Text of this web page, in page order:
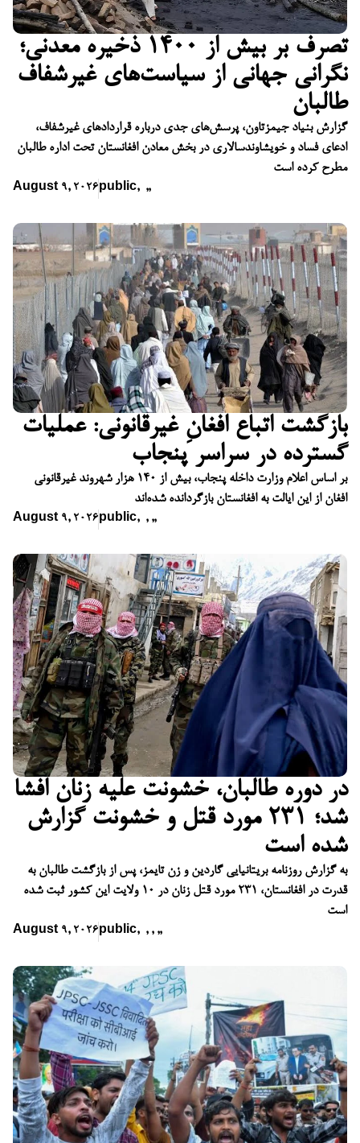
تصرف بر بیش از ۱۴۰۰ ذخیره معدنی؛
نگرانی جهانی از سیاست‌های غیرشفاف
طالبان
گزارش بنیاد جیمزتاون، پرسش‌های جدی درباره قراردادهای غیرشفاف،
ادعای فساد و خویشاوندسالاری در بخش معادن افغانستان تحت اداره طالبان
مطرح کرده است
August 9, 2026 public, ,,
بازگشت اتباع افغانِ غیرقانونی: عملیات
گسترده در سراسر پنجاب
بر اساس اعلام وزارت داخله پنجاب، بیش از ۱۴۰ هزار شهروند غیرقانونی
افغان از این ایالت به افغانستان بازگردانده شده‌اند
August 9, 2026 public, ,,,
در دوره طالبان، خشونت علیه زنان افشا
شد؛ ۲۳۱ مورد قتل و خشونت گزارش
شده است
به گزارش روزنامه بریتانیایی گاردین و زن تایمز، پس از بازگشت طالبان به
قدرت در افغانستان، ۲۳۱ مورد قتل زنان در ۱۰ ولایت این کشور ثبت شده
است
August 9, 2026 public, ,,,,